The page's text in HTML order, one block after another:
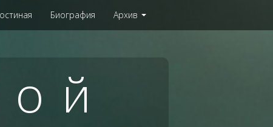
Биография Архив